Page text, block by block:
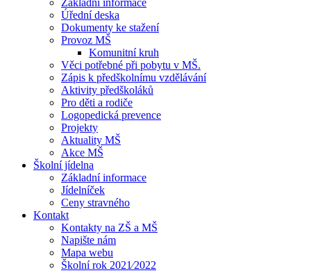
Základní informace
Úřední deska
Dokumenty ke stažení
Provoz MŠ
Komunitní kruh
Věci potřebné při pobytu v MŠ.
Zápis k předškolnímu vzdělávání
Aktivity předškoláků
Pro děti a rodiče
Logopedická prevence
Projekty
Aktuality MŠ
Akce MŠ
Školní jídelna
Základní informace
Jídelníček
Ceny stravného
Kontakt
Kontakty na ZŠ a MŠ
Napište nám
Mapa webu
Školní rok 2021⁄2022